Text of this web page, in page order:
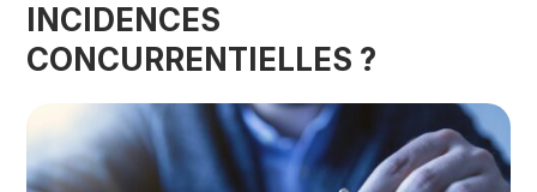
INCIDENCES
CONCURRENTIELLES ?